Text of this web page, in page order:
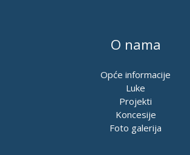
O nama
Opće informacije
Luke
Projekti
Koncesije
Foto galerija